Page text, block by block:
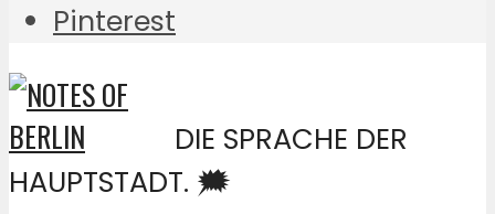
Pinterest
DIE SPRACHE DER
HAUPTSTADT. 🗯️